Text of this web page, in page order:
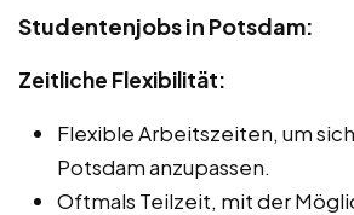
Studentenjobs in Potsdam:
Zeitliche Flexibilität:
Flexible Arbeitszeiten, um
Potsdam anzupassen.
Oftmals Teilzeit, mit der